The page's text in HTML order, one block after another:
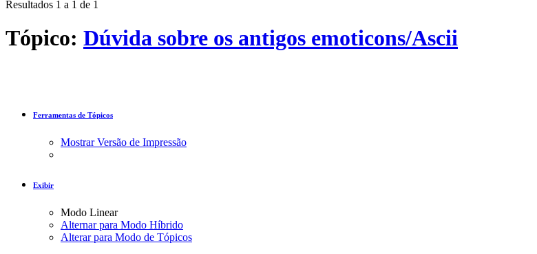
Resultados 1 a 1 de 1
Tópico: Dúvida sobre os antigos emoticons/Ascii
Ferramentas de Tópicos
Mostrar Versão de Impressão
Exibir
Modo Linear
Alternar para Modo Híbrido
Alterar para Modo de Tópicos